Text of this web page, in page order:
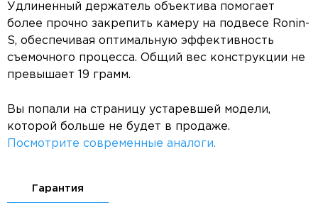
Удлиненный держатель объектива помогает
более прочно закрепить камеру на подвесе Ronin-
S, обеспечивая оптимальную эффективность
съемочного процесса. Общий вес конструкции не
превышает 19 грамм.
Вы попали на страницу устаревшей модели,
которой больше не будет в продаже.
Посмотрите современные аналоги.
Гарантия